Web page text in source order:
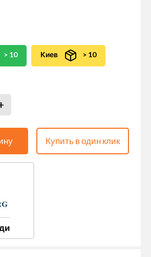
> 10 Киев > 10
Купить в один клик